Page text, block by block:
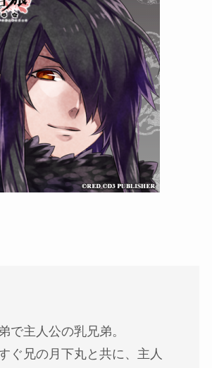
で主人公の乳兄弟。
ぐ兄の月下丸と共に、主人